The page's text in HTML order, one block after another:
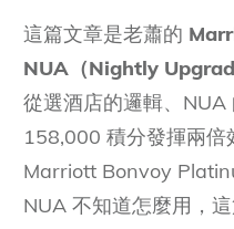
這篇文章是老蕭的
NUA（Nightly
從選酒店的邏輯、
158,000 積分發揮兩倍
Marriott Bonvoy
NUA 不知道怎麼用，這